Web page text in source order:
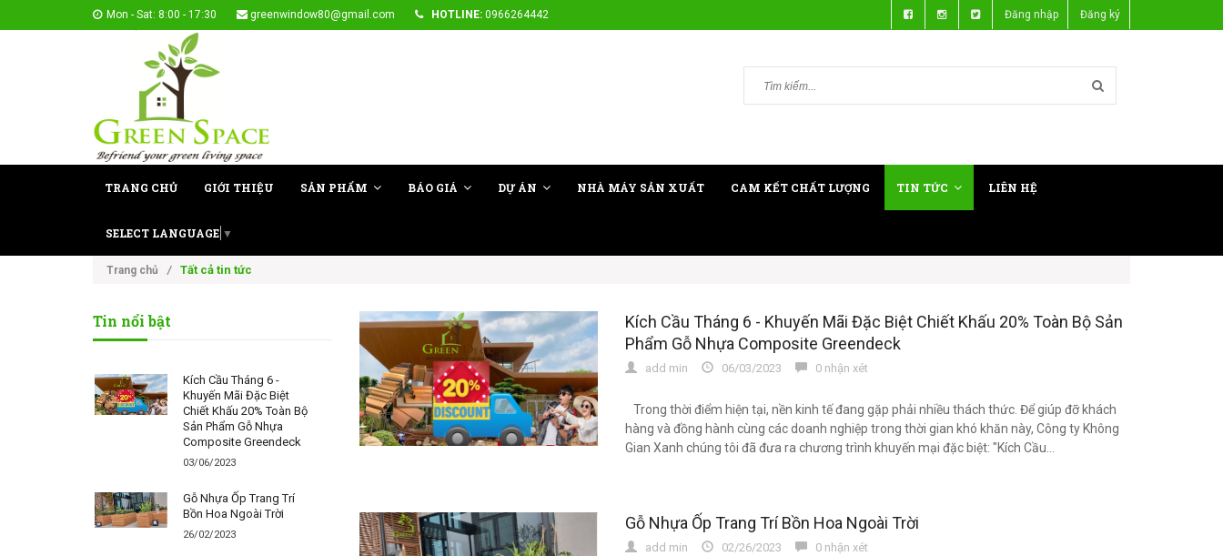
Mon - Sat: 8:00 - 17:30 greenwindow80@gmail.com HOTLINE: 0966264442 Đăng nhập Đăng ký
TRANG CHỦ GIỚI THIỆU SẢN PHẨM BÁO GIÁ DỰ ÁN NHÀ MÁY SẢN XUẤT CAM KẾT CHẤT LƯỢNG TIN TỨC LIÊN HỆ
SELECT LANGUAGE ▼
Trang chủ / Tất cả tin tức
Tin nổi bật
Kích Cầu Tháng 6 -
Khuyến Mãi Đặc Biệt
Chiết Khấu 20% Toàn Bộ
Sản Phẩm Gỗ Nhựa
Composite Greendeck
03/06/2023
Gỗ Nhựa Ốp Trang Trí
Bồn Hoa Ngoài Trời
26/02/2023
Kích Cầu Tháng 6 - Khuyến Mãi Đặc Biệt Chiết Khấu 20% Toàn Bộ Sản
Phẩm Gỗ Nhựa Composite Greendeck
add min 06/03/2023 0 nhận xét
Trong thời điểm hiện tại, nền kinh tế đang gặp phải nhiều thách thức. Để giúp đỡ khách
hàng và đồng hành cùng các doanh nghiệp trong thời gian khó khăn này, Công ty Không
Gian Xanh chúng tôi đã đưa ra chương trình khuyến mại đặc biệt: "Kích Cầu...
Gỗ Nhựa Ốp Trang Trí Bồn Hoa Ngoài Trời
add min 02/26/2023 0 nhận xét